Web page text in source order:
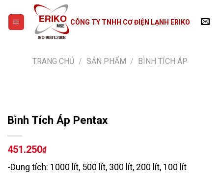
content
CÔNG TY TNHH CƠ ĐIỆN LẠNH ERIKO
TRANG CHỦ / SẢN PHẨM / BÌNH TÍCH ÁP
Bình Tích Áp Pentax
451.250₫
-Dung tích: 1000 lít, 500 lít, 300 lít, 200 lít, 100 lít